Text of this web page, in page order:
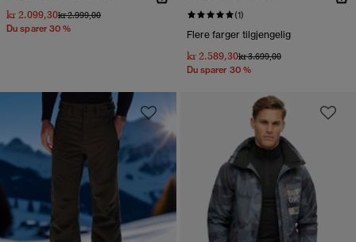
kr 2.099,30Pris nedsatt fra
kr 2.999,00til
Du sparer 30 %
(1)
Flere farger tilgjengelig
kr 2.589,30Pris nedsatt fra
kr 3.699,00til
Du sparer 30 %